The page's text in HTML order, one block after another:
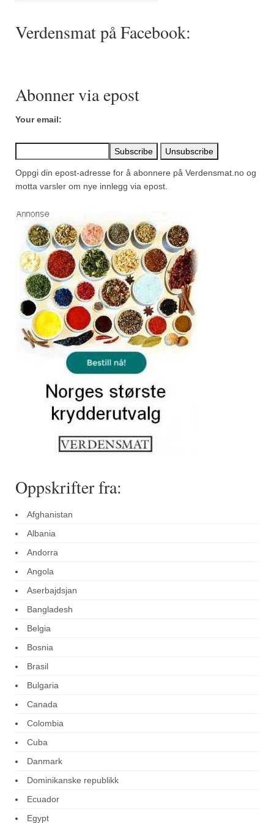
Mirepoix
Paprikapulver, pikant
Piment d’Espelette
Purreløk (tørket)
Rosépepper
Salvie
Sar (bønneurt)
Selleriblader
Smaken av skog
Tapaskrydder
Tomatflak
Om oss
Nettbutikk
Verdensmat på Facebook:
Abonner via epost
Your email:
Oppgi din epost-adresse for å abonnere på Verdensmat.no og
motta varsler om nye innlegg via epost.
Oppskrifter fra:
Afghanistan
Albania
Andorra
Angola
Aserbajdsjan
Bangladesh
Belgia
Bosnia
Brasil
Bulgaria
Canada
Colombia
Cuba
Danmark
Dominikanske republikk
Ecuador
Egypt